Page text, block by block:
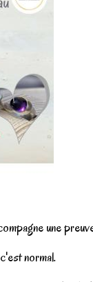
une
normal.